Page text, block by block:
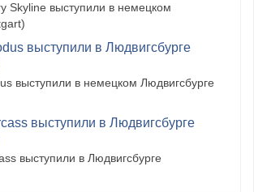
Skyline выступили в немецком
выступили в Людвигсбурге
выступили в немецком Людвигсбурге
выступили в Людвигсбурге
выступили в Людвигсбурге